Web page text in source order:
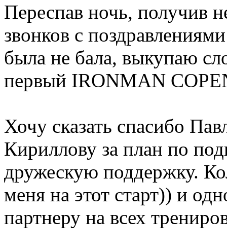
Переспав ночь, получив
звонков с
была не бала, выкупаю
первый IRONMAN
Хочу сказать спасибо
Кириллову за план по
дружескую поддержку.
меня на этот старт)) и
партнеру на всех